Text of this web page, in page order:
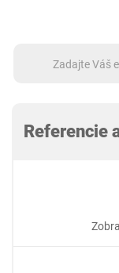
Referencie